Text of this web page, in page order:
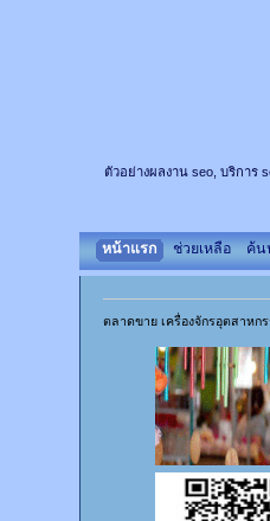
ตัวอย่างผลงาน seo, บริการ
หน้าแรก ช่วยเหลือ ค้น
ตลาดขาย เครื่องจักรอุตสาหก